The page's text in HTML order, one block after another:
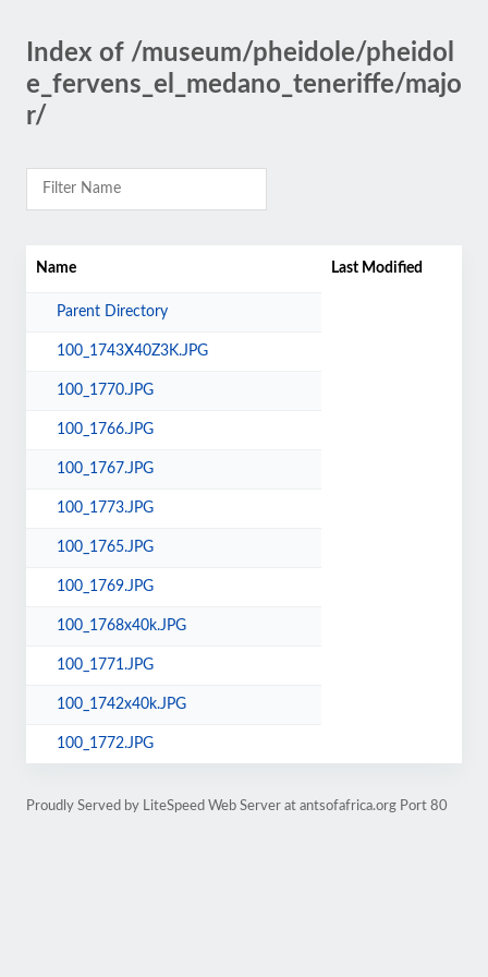
Index of /museum/pheidole/pheidol
e_fervens_el_medano_teneriffe/majo
r/
Name Last Modified
Parent Directory
100_1743X40Z3K.JPG
100_1770.JPG
100_1766.JPG
100_1767.JPG
100_1773.JPG
100_1765.JPG
100_1769.JPG
100_1768x40k.JPG
100_1771.JPG
100_1742x40k.JPG
100_1772.JPG
Proudly Served by LiteSpeed Web Server at antsofafrica.org Port 80